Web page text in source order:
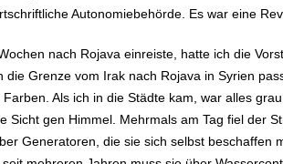
Autonomiebehörde. Es war eine
nach Rojava einreiste, hatte ich die
die Grenze vom Irak nach Rojava in Syrien
Als ich in die Städte kam, war alles
Sicht gen Himmel. Mehrmals am Tag fiel der
Generatoren, die sie sich selbst beschaffen